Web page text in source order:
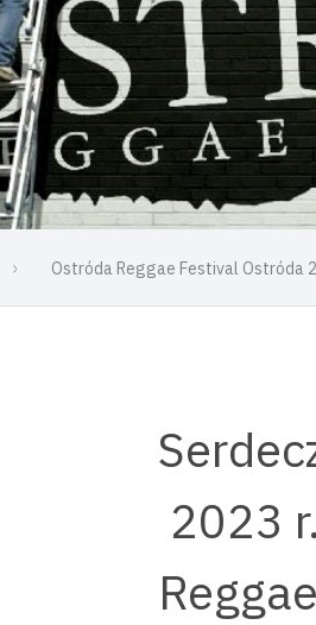
Ostróda Reggae Festival Ostróda
2023